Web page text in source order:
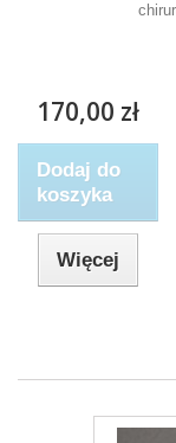
170,00 zł
Dodaj do
koszyka
Więcej